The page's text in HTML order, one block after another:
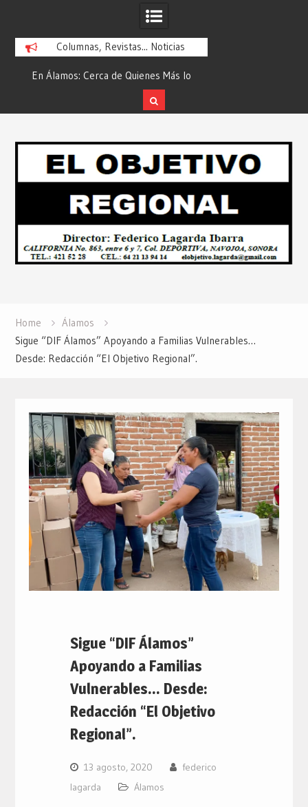
Columnas, Revistas... Noticias
En Álamos: Cerca de Quienes Más lo
Necesitan… Desde: Redacción “El
Objetivo Regional”.
ATTITUDE de
Home
Álamos
Sigue “DIF Álamos” Apoyando a Familias Vulnerables…
Desde: Redacción “El Objetivo Regional”.
Sigue “DIF Álamos”
Apoyando a Familias
Vulnerables… Desde:
Redacción “El Objetivo
Regional”.
13 agosto, 2020
federico
lagarda
Álamos